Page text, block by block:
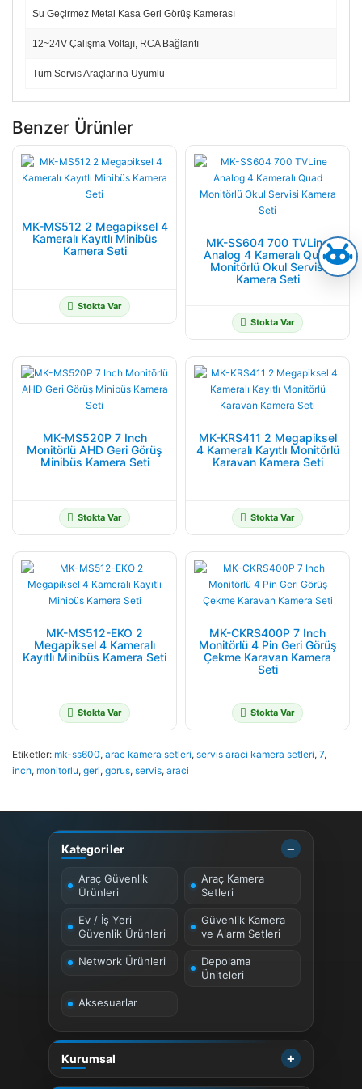
Su Geçirmez Metal Kasa Geri Görüş Kamerası
12~24V Çalışma Voltajı, RCA Bağlantı
Tüm Servis Araçlarına Uyumlu
Benzer Ürünler
MK-MS512 2 Megapiksel 4
Kameralı Kayıtlı Minibüs
Kamera Seti
Stokta Var
MK-SS604 700 TVLine
Analog 4 Kameralı Quad
Monitörlü Okul Servisi
Kamera Seti
Stokta Var
MK-MS520P 7 Inch
Monitörlü AHD Geri Görüş
Minibüs Kamera Seti
Stokta Var
MK-KRS411 2 Megapiksel
4 Kameralı Kayıtlı Monitörlü
Karavan Kamera Seti
Stokta Var
MK-MS512-EKO 2
Megapiksel 4 Kameralı
Kayıtlı Minibüs Kamera Seti
Stokta Var
MK-CKRS400P 7 Inch
Monitörlü 4 Pin Geri Görüş
Çekme Karavan Kamera
Seti
Stokta Var
Etiketler: mk-ss600, arac kamera setleri, servis araci kamera setleri, 7,
inch, monitorlu, geri, gorus, servis, araci
Kategoriler
Araç Güvenlik
Ürünleri
Araç Kamera
Setleri
Ev / İş Yeri
Güvenlik Ürünleri
Güvenlik Kamera
ve Alarm Setleri
Network Ürünleri
Depolama
Üniteleri
Aksesuarlar
Kurumsal